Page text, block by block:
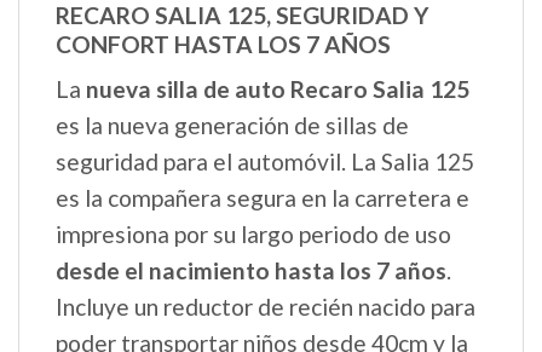
RECARO SALIA 125, SEGURIDAD Y
CONFORT HASTA LOS 7 AÑOS
La nueva silla de auto Recaro Salia 125
es la nueva generación de sillas de
seguridad para el automóvil. La Salia 125
es la compañera segura en la carretera e
impresiona por su largo periodo de uso
desde el nacimiento hasta los 7 años.
Incluye un reductor de recién nacido para
poder transportar niños desde 40cm y la